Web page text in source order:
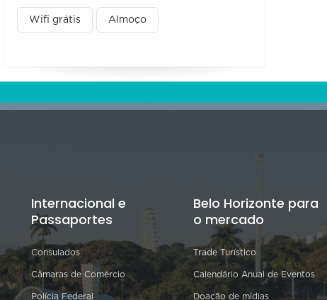
Wifi grátis Almoço
Internacional e
Passaportes
Consulados
Câmaras de Comércio
Polícia Federal
Belo Horizonte para
o mercado
Trade Turístico
Calendário Anual de Eventos
Doação de mídias